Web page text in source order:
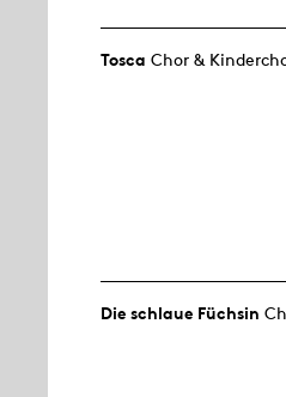
Tosca Chor &
Die schlaue Füchsin